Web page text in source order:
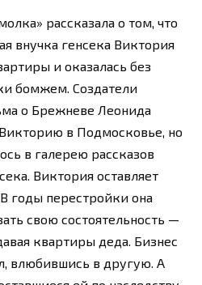
рассказала о том, что
внучка генсека Виктория
и оказалась без
бомжем. Создатели
о Брежневе Леонида
в Подмосковье, но
в галерею рассказов
Виктория оставляет
годы перестройки она
свою состоятельность —
квартиры деда. Бизнес
влюбившись в другую. А